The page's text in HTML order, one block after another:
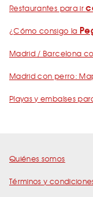
Restaurantes para ir
¿Cómo consigo la
Madrid / Barcelona
Madrid con perro:
Playas y embalses
Quiénes somos
Términos y